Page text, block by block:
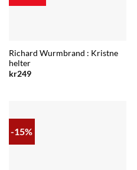
Richard Wurmbrand : Kristne
helter
kr249
-15%